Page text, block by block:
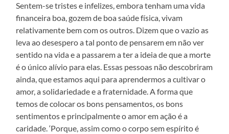
Sentem-se tristes e infelizes, embora tenham uma vida
financeira boa, gozem de boa saúde física, vivam
relativamente bem com os outros. Dizem que o vazio as
leva ao desespero a tal ponto de pensarem em não ver
sentido na vida e a passarem a ter a ideia de que a morte
é o único alívio para elas. Essas pessoas não descobriram
ainda, que estamos aqui para aprendermos a cultivar o
amor, a solidariedade e a fraternidade. A forma que
temos de colocar os bons pensamentos, os bons
sentimentos e principalmente o amor em ação é a
caridade. ‘Porque, assim como o corpo sem espírito é